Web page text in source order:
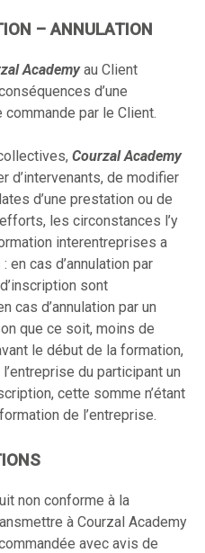
– ANNULATION
Academyau Client
d’une
par le Client.
Courzal Academy
d’intervenants, de modifier
d’une prestation ou de
les circonstances l’y
interentreprises a
cas d’annulation par
sont
cas d’annulation par un
que ce soit, moins de
le début de la formation,
du participant un
cette somme n’étant
de l’entreprise.
non conforme à la
à Courzal Academy
avec avis de